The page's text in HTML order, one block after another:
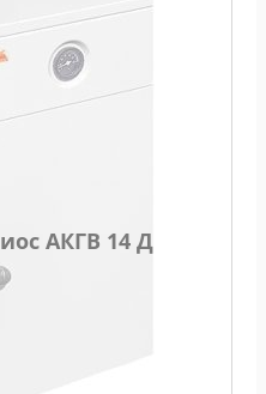
АКГВ 14 Д